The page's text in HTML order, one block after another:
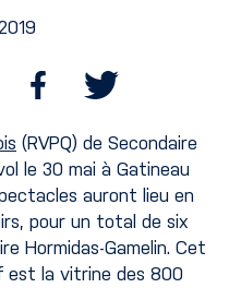
(RVPQ) de Secondaire
le 30 mai à Gatineau
auront lieu en
pour un total de six
Hormidas-Gamelin. Cet
est la vitrine des 800